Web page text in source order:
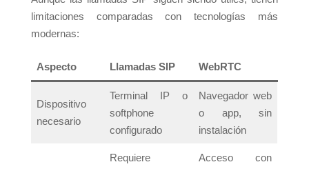
limitaciones comparadas con tecnologías más
modernas:
Aspecto Llamadas SIP WebRTC
Dispositivo
necesario
Terminal IP o
softphone
configurado
Navegador web
o app, sin
instalación
Requiere
Acceso con